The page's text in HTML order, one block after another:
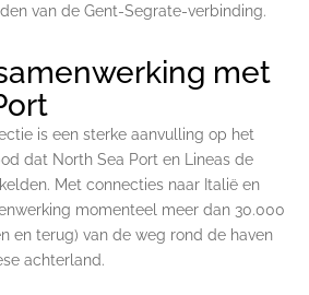
van de Gent-Segrate-verbinding.
met
is een sterke aanvulling op het
dat North Sea Port en Lineas de
Met connecties naar Italië en
momenteel meer dan 30.000
en terug) van de weg rond de haven
achterland.